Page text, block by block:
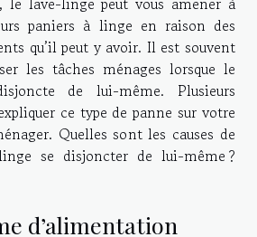
paniers à linge en raison des
qu’il peut y avoir. Il est souvent
les tâches ménages lorsque le
de lui-même. Plusieurs
ce type de panne sur votre
Quelles sont les causes de
se disjoncter de lui-même ?
d’alimentation